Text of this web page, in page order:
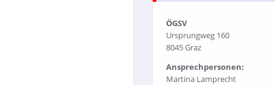
ÖGSV
Ursprungweg 160
8045 Graz
Ansprechpersonen:
Martina Lamprecht